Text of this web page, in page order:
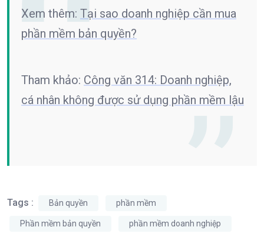
Xem thêm: Tại sao doanh nghiệp cần mua
phần mềm bản quyền?
Tham khảo: Công văn 314: Doanh nghiệp,
cá nhân không được sử dụng phần mềm lậu
Tags : Bản quyền phần mềm
Phần mềm bản quyền phần mềm doanh nghiệp